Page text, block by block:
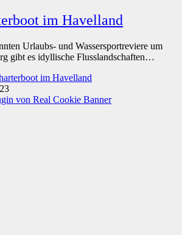
im Havelland
Urlaubs- und Wassersportreviere um
gibt es idyllische Flusslandschaften…
im Havelland
von Real Cookie Banner